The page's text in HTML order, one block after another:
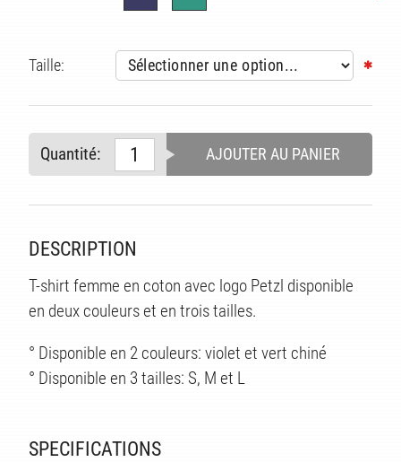
Taille:
Quantité: AJOUTER AU PANIER
DESCRIPTION
T-shirt femme en coton avec logo Petzl disponible
en deux couleurs et en trois tailles.
° Disponible en 2 couleurs: violet et vert chiné
° Disponible en 3 tailles: S, M et L
SPECIFICATIONS